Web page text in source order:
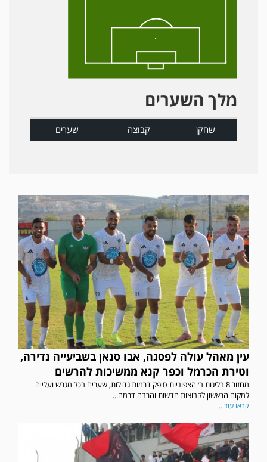
מלך השערים
שחקן קבוצה שערים
עין מאהל עולה לפסגה, אבו סנאן בשביעייה נדירה,
וטירת הכרמל וכפר קנא ממשיכות להרשים
מחזור 8 בליגות ב׳ הצפוניות סיפק דרמות גדולות, שערים בכל מגרש ועלייה
למקום הראשון לקבוצות חדשות והרבה דרמה...
קראו עוד...